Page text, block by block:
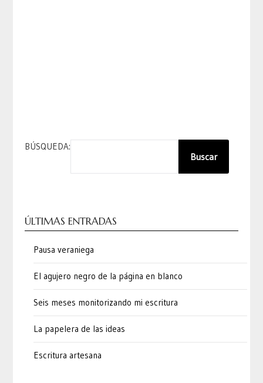
BÚSQUEDA:
Buscar
ÚLTIMAS ENTRADAS
Pausa veraniega
El agujero negro de la página en blanco
Seis meses monitorizando mi escritura
La papelera de las ideas
Escritura artesana